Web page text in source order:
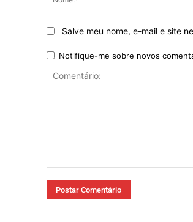
Salve meu nome, e-mail e site
Notifique-me sobre novos